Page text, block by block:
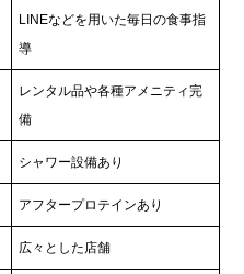
LINEなどを用いた毎日の食事指
導
レンタル品や各種アメニティ完
備
シャワー設備あり
アフタープロテインあり
広々とした店舗